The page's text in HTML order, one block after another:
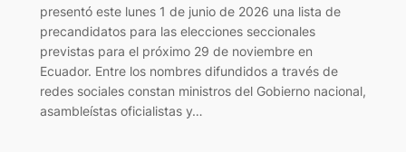
presentó este lunes 1 de junio de 2026 una lista de
precandidatos para las elecciones seccionales
previstas para el próximo 29 de noviembre en
Ecuador. Entre los nombres difundidos a través de
redes sociales constan ministros del Gobierno nacional,
asambleístas oficialistas y…